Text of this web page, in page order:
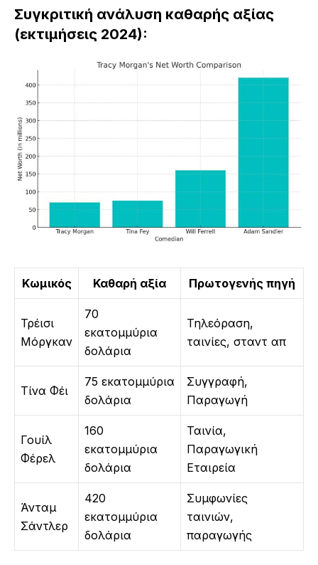
Συγκριτική ανάλυση καθαρής αξίας
(εκτιμήσεις 2024):
Κωμικός Καθαρή αξία Πρωτογενής πηγή
Τρέισι
Μόργκαν
70
εκατομμύρια
δολάρια
Τηλεόραση,
ταινίες, σταντ απ
Τίνα Φέι
75 εκατομμύρια
δολάρια
Συγγραφή,
Παραγωγή
Γουίλ
Φέρελ
160
εκατομμύρια
δολάρια
Ταινία,
Παραγωγική
Εταιρεία
Άνταμ
Σάντλερ
420
εκατομμύρια
δολάρια
Συμφωνίες
ταινιών,
παραγωγής